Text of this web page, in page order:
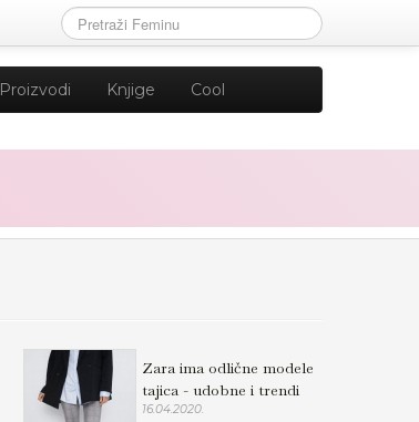
Proizvodi Knjige Cool
Zara ima odlične modele
tajica - udobne i trendi
16.04.2020.